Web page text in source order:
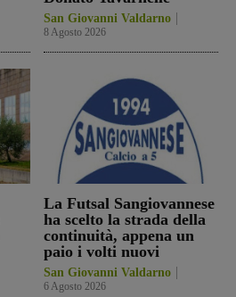
San Giovanni Valdarno
8 Agosto 2026
La Futsal Sangiovannese
ha scelto la strada della
continuità, appena un
paio i volti nuovi
San Giovanni Valdarno
6 Agosto 2026